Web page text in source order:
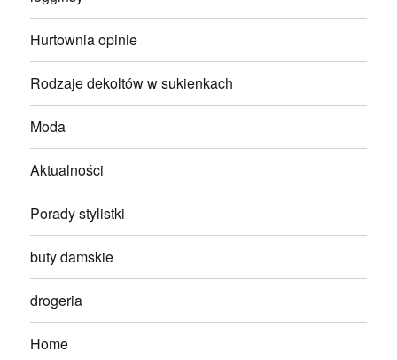
Hurtownia opinie
Rodzaje dekoltów w sukienkach
Moda
Aktualności
Porady stylistki
buty damskie
drogeria
Home